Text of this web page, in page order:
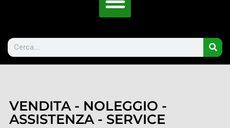
VENDITA - NOLEGGIO -
ASSISTENZA - SERVICE